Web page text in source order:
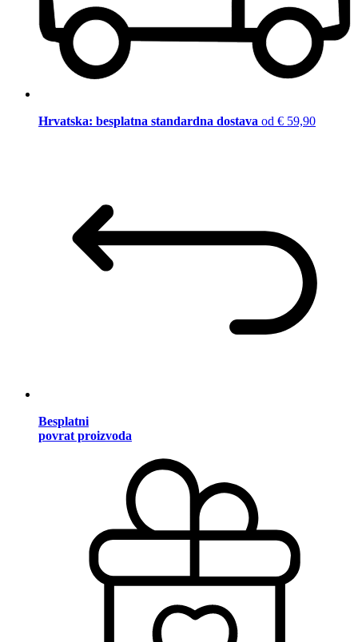
Hrvatska: besplatna standardna dostava od € 59,90
Besplatni
povrat proizvoda